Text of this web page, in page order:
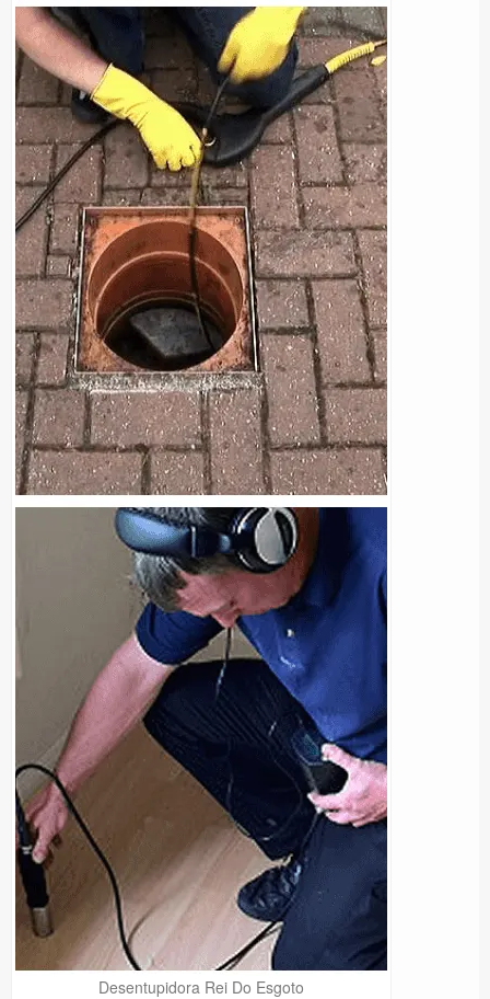
Desentupidora Rei Do EsgotoPrecisa de Ajuda?